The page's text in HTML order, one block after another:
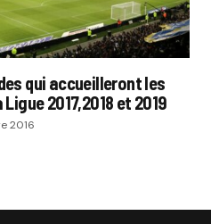
qui accueilleront les
2017,2018 et 2019
2016